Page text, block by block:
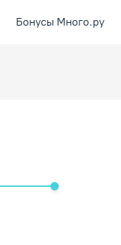
Бонусы Много.ру